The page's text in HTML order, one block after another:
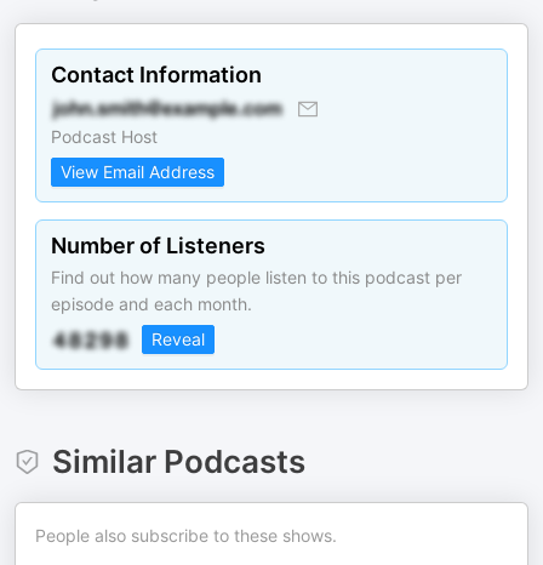
Contact Information
Podcast Host
View Email Address
Number of Listeners
Find out how many people listen to this podcast per
episode and each month.
Reveal
Similar Podcasts
People also subscribe to these shows.